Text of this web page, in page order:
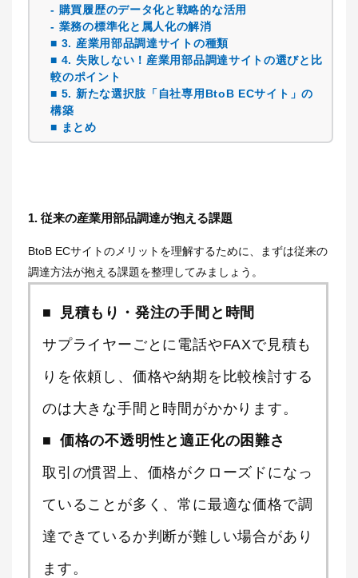
- 購買履歴のデータ化と戦略的な活用
- 業務の標準化と属人化の解消
■ 3. 産業用部品調達サイトの種類
■ 4. 失敗しない！産業用部品調達サイトの選びと比
較のポイント
■ 5. 新たな選択肢「自社専用BtoB ECサイト」の
構築
■ まとめ
1. 従来の産業用部品調達が抱える課題
BtoB ECサイトのメリットを理解するために、まずは従来の
調達方法が抱える課題を整理してみましょう。
見積もり・発注の手間と時間
サプライヤーごとに電話やFAXで見積も
りを依頼し、価格や納期を比較検討する
のは大きな手間と時間がかかります。
価格の不透明性と適正化の困難さ
取引の慣習上、価格がクローズドになっ
ていることが多く、常に最適な価格で調
達できているか判断が難しい場合があり
ます。